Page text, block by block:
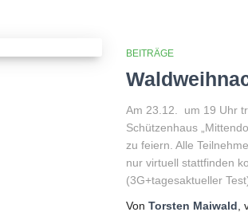
BEITRÄGE
Am 23.12. um 19 Uhr
Schützenhaus
zu feiern. Alle
nur virtuell stattfinden
(3G+tagesaktueller
Von Torsten Maiwald ,